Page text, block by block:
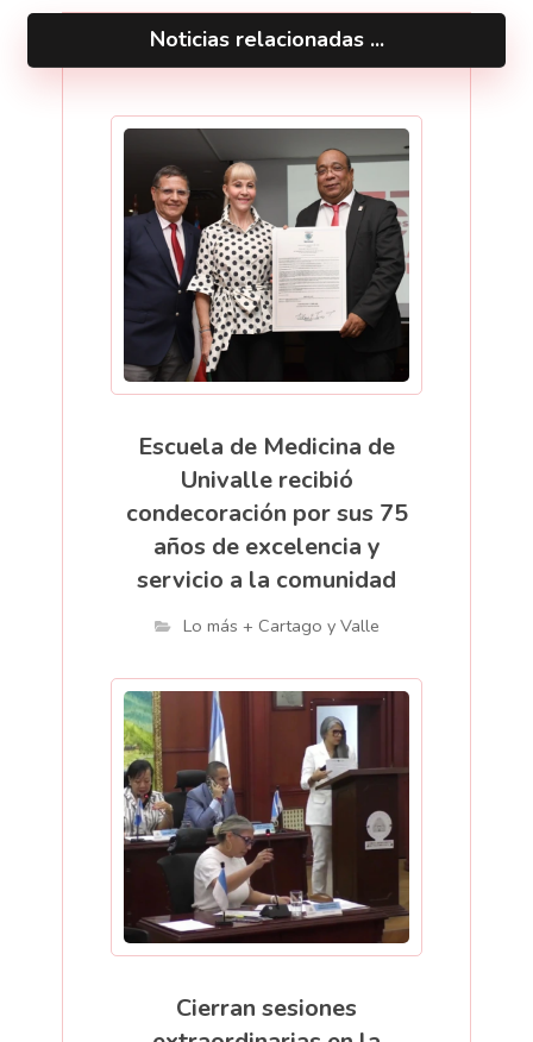
Noticias relacionadas ...
Escuela de Medicina de
Univalle recibió
condecoración por sus 75
años de excelencia y
servicio a la comunidad
Lo más + Cartago y Valle
Cierran sesiones